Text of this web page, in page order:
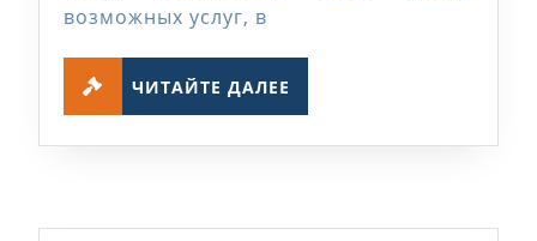
возможных услуг, в
ЧИТАЙТЕ ДАЛЕЕ